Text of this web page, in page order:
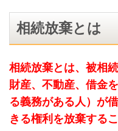
相続放棄とは
相続放棄とは、被相
財産、不動産、借金
る義務がある人）が
きる権利を放棄するこ